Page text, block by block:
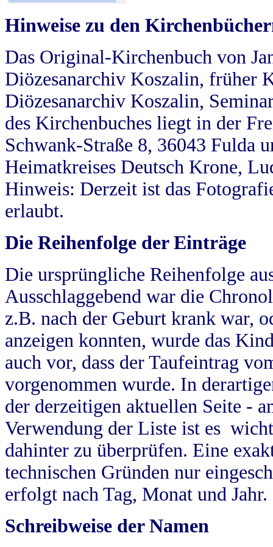
Hinweise zu den
Das Original-Kirchenbuch von
Diözesanarchiv Koszalin, früher
Diözesanarchiv Koszalin,
des Kirchenbuches liegt in der
Schwank-Straße 8, 36043 Fulda
Heimatkreises Deutsch Krone,
Hinweis: Derzeit ist das
erlaubt.
Die Reihenfolge der Einträge
Die ursprüngliche Reihenfolge
Ausschlaggebend war die
z.B. nach der Geburt krank war,
anzeigen konnten, wurde das
auch vor, dass der Taufeintrag
vorgenommen wurde. In
der derzeitigen aktuellen Seite -
Verwendung der Liste ist es
dahinter zu überprüfen. Eine
technischen Gründen nur
erfolgt nach Tag, Monat und Jahr.
Schreibweise der Namen